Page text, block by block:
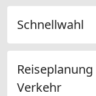
Schnellwahl
Verkehr